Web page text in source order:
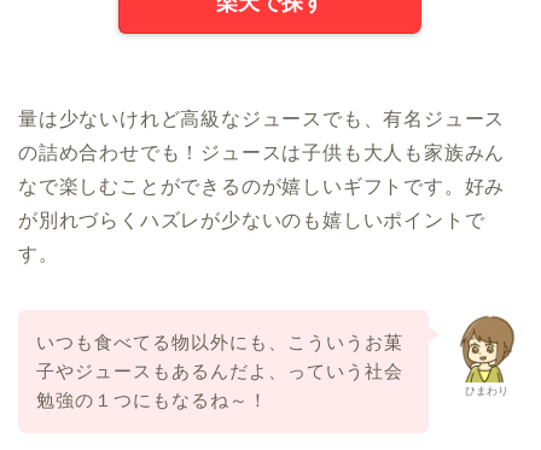
量は少ないけれど高級なジュースでも、有名ジュース
の詰め合わせでも！ジュースは子供も大人も家族みん
なで楽しむことができるのが嬉しいギフトです。好み
が別れづらくハズレが少ないのも嬉しいポイントで
す。
ひまわり
いつも食べてる物以外にも、こういうお菓
子やジュースもあるんだよ、っていう社会
勉強の１つにもなるね～！